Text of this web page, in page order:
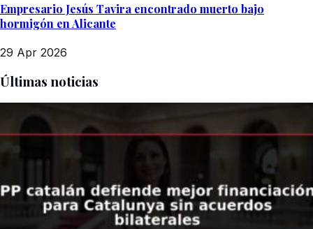
Empresario Jesús Tavira encontrado muerto bajo
hormigón en Alicante
29 Apr 2026
Últimas noticias